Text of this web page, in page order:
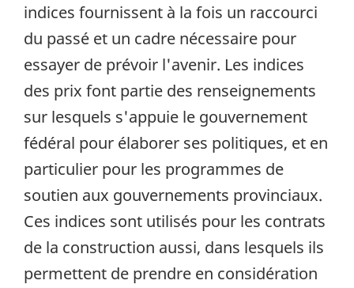
indices fournissent à la fois un raccourci
du passé et un cadre nécessaire pour
essayer de prévoir l'avenir. Les indices
des prix font partie des renseignements
sur lesquels s'appuie le gouvernement
fédéral pour élaborer ses politiques, et en
particulier pour les programmes de
soutien aux gouvernements provinciaux.
Ces indices sont utilisés pour les contrats
de la construction aussi, dans lesquels ils
permettent de prendre en considération